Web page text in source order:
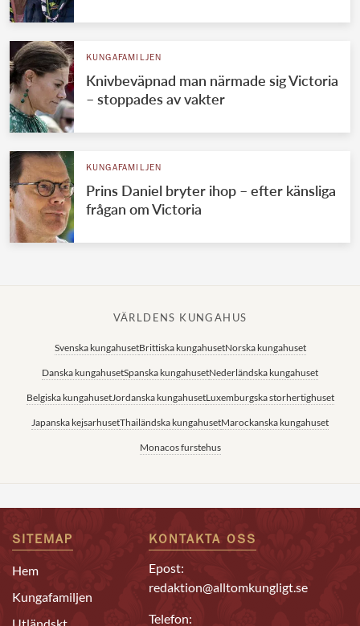
KUNGAFAMILJEN
Knivbeväpnad man närmade sig Victoria
– stoppades av vakter
KUNGAFAMILJEN
Prins Daniel bryter ihop – efter känsliga
frågan om Victoria
VÄRLDENS KUNGAHUS
Svenska kungahusetBrittiska kungahusetNorska kungahuset
Danska kungahusetSpanska kungahusetNederländska kungahuset
Belgiska kungahusetJordanska kungahusetLuxemburgska storhertighuset
Japanska kejsarhusetThailändska kungahusetMarockanska kungahuset
Monacos furstehus
SITEMAP
Hem
Kungafamiljen
Utländskt
KONTAKTA OSS
Epost:
redaktion@alltomkungligt.se
Telefon: